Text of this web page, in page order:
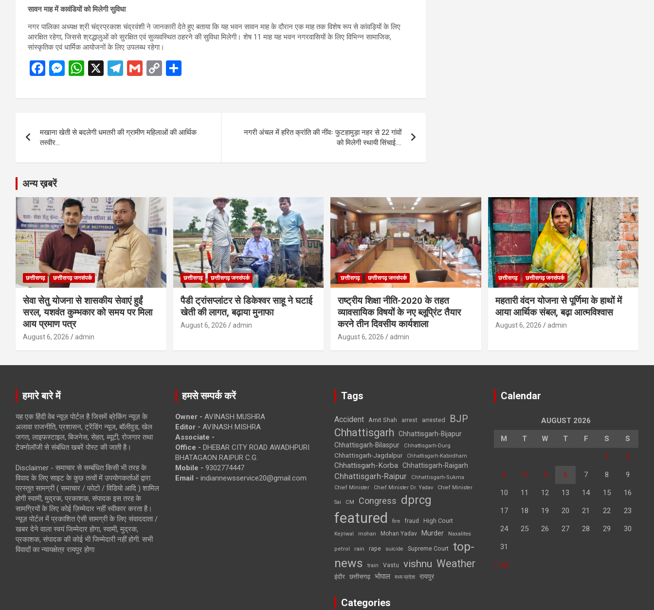
सावन माह में कावंडियों को मिलेगी सुविधा
नगर पालिका अध्यक्ष श्री चंद्रप्रकाश चंद्रवंशी ने जानकारी देते हुए बताया कि यह भवन सावन माह के दौरान एक माह तक विशेष रूप से कांवड़ियों के लिए
आरक्षित रहेगा, जिससे श्रद्धालुओं को सुरक्षित एवं सुव्यवस्थित ठहरने की सुविधा मिलेगी। शेष 11 माह यह भवन नगरवासियों के लिए विभिन्न सामाजिक,
सांस्कृतिक एवं धार्मिक आयोजनों के लिए उपलब्ध रहेगा।
F
ce
o
o
k
M
se
g
W
at
A
p
X
T
e
a
G
ail
C
py
n
ar
navigation
मखाना खेती से बदलेगी धमतरी की ग्रामीण महिलाओं की आर्थिक
तस्वीर…
नगरी अंचल में हरित क्रांति की नींवः फुटहामुड़ा नहर से 22 गांवों
को मिलेगी स्थायी सिंचाई….
अन्य ख़बरें
छत्तीसगढ़ छत्तीसगढ़ जनसंपर्क
सेवा सेतु योजना से शासकीय सेवाएं हुईं
सरल, यशवंत कुम्भकार को समय पर मिला
आय प्रमाण पत्र
August 6, 2026 admin
छत्तीसगढ़ छत्तीसगढ़ जनसंपर्क
पैडी ट्रांसप्लांटर से डिकेश्वर साहू ने घटाई
खेती की लागत, बढ़ाया मुनाफा
August 6, 2026 admin
छत्तीसगढ़ छत्तीसगढ़ जनसंपर्क
राष्ट्रीय शिक्षा नीति-2020 के तहत
व्यावसायिक विषयों के नए ब्लूप्रिंट तैयार
करने तीन दिवसीय कार्यशाला
August 6, 2026 admin
छत्तीसगढ़ छत्तीसगढ़ जनसंपर्क
महतारी वंदन योजना से पूर्णिमा के हाथों में
आया आर्थिक संबल, बढ़ा आत्मविश्वास
August 6, 2026 admin
हमारे बारे में
यह एक हिंदी वेब न्यूज़ पोर्टल है जिसमें ब्रेकिंग न्यूज़ के
अलावा राजनीति, प्रशासन, ट्रेंडिंग न्यूज, बॉलीवुड, खेल
जगत, लाइफस्टाइल, बिजनेस, सेहत, ब्यूटी, रोजगार तथा
टेक्नोलॉजी से संबंधित खबरें पोस्ट की जाती है।
Disclaimer - समाचार से सम्बंधित किसी भी तरह के
विवाद के लिए साइट के कुछ तत्वों में उपयोगकर्ताओं द्वारा
प्रस्तुत सामग्री ( समाचार / फोटो / विडियो आदि ) शामिल
होगी स्वामी, मुद्रक, प्रकाशक, संपादक इस तरह के
सामग्रियों के लिए कोई ज़िम्मेदार नहीं स्वीकार करता है।
न्यूज़ पोर्टल में प्रकाशित ऐसी सामग्री के लिए संवाददाता /
खबर देने वाला स्वयं जिम्मेदार होगा, स्वामी, मुद्रक,
प्रकाशक, संपादक की कोई भी जिम्मेदारी नहीं होगी. सभी
विवादों का न्यायक्षेत्र रायपुर होगा
हमसे सम्पर्क करें
Owner - AVINASH MUSHRA
Editor - AVINASH MISHRA
Associate -
Office - DHEBAR CITY ROAD AWADHPURI
BHATAGAON RAIPUR C.G.
Mobile - 9302774447
Email - indiannewsservice20@gmail.com
Tags
Accident Amit Shah arrest arrested BJP
Chhattisgarh
Chhattisgarh-Bijapur
Chhattisgarh-Bilaspur
Chhattisgarh-Durg
Chhattisgarh-Jagdalpur Chhattisgarh-Kabirdham
Chhattisgarh-Korba Chhattisgarh-Raigarh
Chhattisgarh-Raipur
Chhattisgarh-Sukma
Chief Minister
Chief Minister Dr. Yadav Chief Minister
Sai CM Congress dprcg
featured fire fraud High Court
Kejriwal mohan Mohan Yadav Murder Naxalites
petrol rain rape suicide Supreme Court top-
news
train Vastu vishnu Weather
इंदौर छत्तीसगढ़ भोपाल मध्य प्रदेश रायपुर
Categories
Calendar
AUGUST 2026
M T W T F S S
1 2
3 4 5 6 7 8 9
10 11 12 13 14 15 16
17 18 19 20 21 22 23
24 25 26 27 28 29 30
31
« Jul